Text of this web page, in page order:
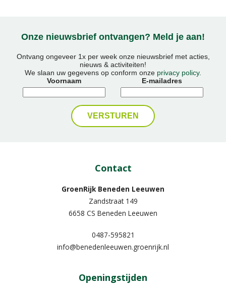
Onze nieuwsbrief ontvangen? Meld je aan!
Ontvang ongeveer 1x per week onze nieuwsbrief met acties,
nieuws & activiteiten!
We slaan uw gegevens op conform onze privacy policy.
Voornaam
E-mailadres
Contact
GroenRijk Beneden Leeuwen​
Zandstraat 149
6658 CS Beneden Leeuwen
0487-595821
info@benedenleeuwen.groenrijk.nl
Openingstijden